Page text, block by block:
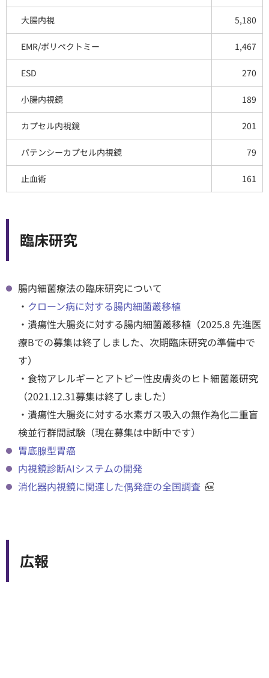
大腸内視 5,180
EMR/ポリペクトミー 1,467
ESD 270
小腸内視鏡 189
カプセル内視鏡 201
パテンシーカプセル内視鏡 79
止血術 161
臨床研究
腸内細菌療法の臨床研究について
・ クローン病に対する腸内細菌叢移植
・潰瘍性大腸炎に対する腸内細菌叢移植（2025.8 先進医
療Bでの募集は終了しました、次期臨床研究の準備中で
す）
・食物アレルギーとアトピー性皮膚炎のヒト細菌叢研究
（2021.12.31募集は終了しました）
・潰瘍性大腸炎に対する水素ガス吸入の無作為化二重盲
検並行群間試験（現在募集は中断中です）
胃底腺型胃癌
内視鏡診断AIシステムの開発
消化器内視鏡に関連した偶発症の全国調査
広報